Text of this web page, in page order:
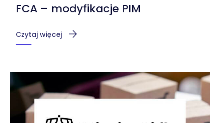
FCA – modyfikacje PIM
Czytaj więcej